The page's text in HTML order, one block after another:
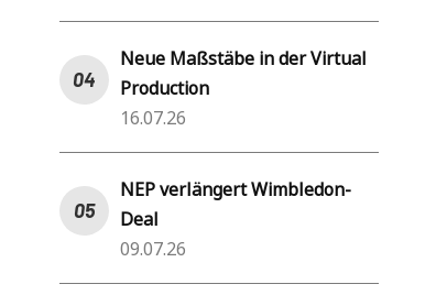
Neue Maßstäbe in der Virtual
Production
16.07.26
NEP verlängert Wimbledon-
Deal
09.07.26